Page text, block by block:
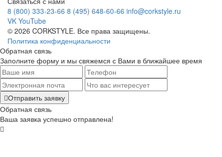
8 (800) 333-23-66 8 (495) 648-60-66 info@corkstyle.ru
VK YouTube
© 2026 CORKSTYLE. Все права защищены.
Политика конфиденциальности
Обратная связь
Заполните форму и мы свяжемся с Вами в ближайшее время
Отправить заявку
Обратная связь
Ваша заявка успешно отправлена!